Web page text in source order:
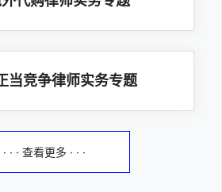
当竞争律师实务专题
· · · 查看更多 · · ·